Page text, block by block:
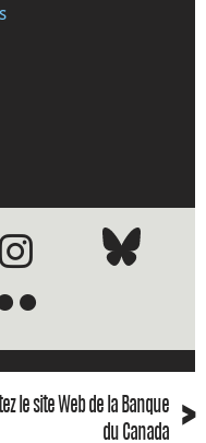
●
le site Web de la Banque
du Canada
›